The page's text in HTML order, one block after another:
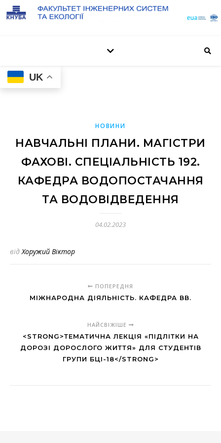
UK
НОВИНИ
НАВЧАЛЬНІ ПЛАНИ. МАГІСТРИ
ФАХОВІ. СПЕЦІАЛЬНІСТЬ 192.
КАФЕДРА ВОДОПОСТАЧАННЯ
ТА ВОДОВІДВЕДЕННЯ
04.02.2023
відХоружий Віктор
ПОПЕРЕДНЯ
МІЖНАРОДНА ДІЯЛЬНІСТЬ. КАФЕДРА ВВ.
НАЙСВІЖІШЕ
<STRONG>ТЕМАТИЧНА ЛЕКЦІЯ «ПІДЛІТКИ НА
ДОРОЗІ ДОРОСЛОГО ЖИТТЯ» ДЛЯ СТУДЕНТІВ
ГРУПИ БЦІ-18</STRONG>